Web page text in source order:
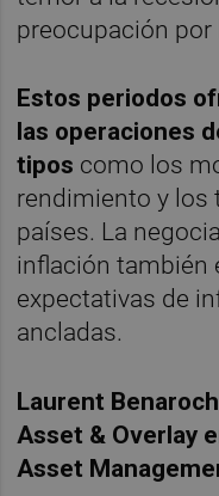
preocupación por
Estos periodos
las operaciones
tipos como los
rendimiento y los
países. La
inflación también
expectativas de
ancladas.
Laurent
Asset & Overlay
Asset